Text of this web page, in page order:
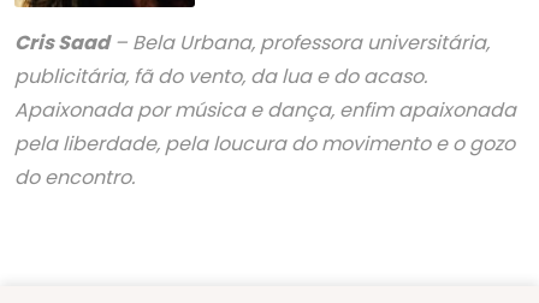
Cris Saad– Bela Urbana, professora universitária,
publicitária, fã do vento, da lua e do acaso.
Apaixonada por música e dança, enfim apaixonada
pela liberdade, pela loucura do movimento e o gozo
do encontro.